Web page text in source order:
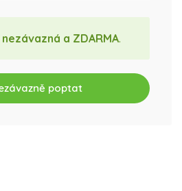
nezávazná a ZDARMA.
poptat